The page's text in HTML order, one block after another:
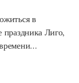
в
праздника Лиго,